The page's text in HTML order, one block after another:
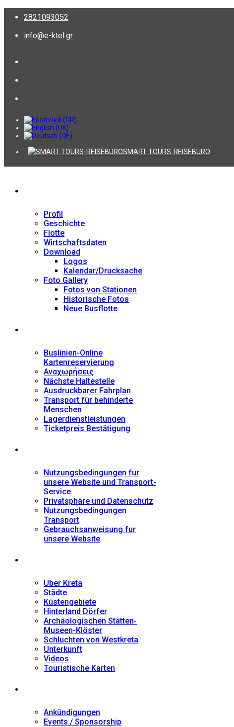
2821093052
info@e-ktel.gr
SMART TOURS-REISEBURO
Profil
Geschichte
Flotte
Wirtschaftsdaten
Download
Logos
Kalendar/Drucksache
Foto Gallery
Fotos von Stationen
Historische Fotos
Neue Busflotte
Buslinien-Online
Kartenreservierung
Αναχωρήσεις
Nächste Haltestelle
Αusdruckbarer Fahrplan
Transport für behinderte
Menschen
Lagerdienstleistungen
Ticketpreis Bestätigung
Nutzungsbedingungen fur
unsere Website und Transport-
Service
Privatsphäre und Datenschutz
Nutzungsbedingungen
Transport
Gebrauchsanweisung fur
unsere Website
Uber Kreta
Städte
Küstengebiete
Hinterland Dörfer
Archäologischen Stätten-
Museen-Klöster
Schluchten von Westkreta
Unterkunft
Videos
Touristische Karten
Ankündigungen
Events / Sponsorship